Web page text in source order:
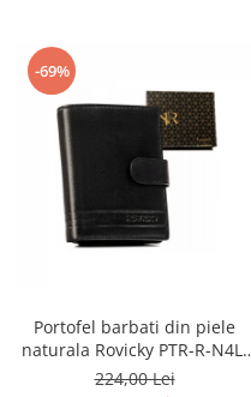
-69%
Portofel barbati din piele
naturala Rovicky PTR-R-N4L-
GAT-8922 B+B
224,00 Lei